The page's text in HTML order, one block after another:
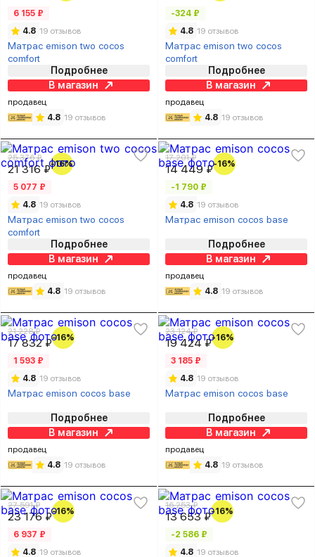
6 155 ₽
4.8 19 отзывов
Матрас emison two cocos
comfort
Подробнее
В магазин
продавец
4.8 19 отзывов
-324 ₽
4.8 19 отзывов
Матрас emison two cocos
comfort
Подробнее
В магазин
продавец
4.8 19 отзывов
25 376 ₽
21 316 ₽-16%
5 077 ₽
4.8 19 отзывов
Матрас emison two cocos
comfort
Подробнее
В магазин
продавец
4.8 19 отзывов
17 201 ₽
14 449 ₽-16%
-1 790 ₽
4.8 19 отзывов
Матрас emison cocos base
Подробнее
В магазин
продавец
4.8 19 отзывов
21 228 ₽
17 832 ₽-16%
1 593 ₽
4.8 19 отзывов
Матрас emison cocos base
Подробнее
В магазин
продавец
4.8 19 отзывов
23 124 ₽
19 424 ₽-16%
3 185 ₽
4.8 19 отзывов
Матрас emison cocos base
Подробнее
В магазин
продавец
4.8 19 отзывов
27 591 ₽
23 176 ₽-16%
6 937 ₽
4.8 19 отзывов
16 253 ₽
13 653 ₽-16%
-2 586 ₽
4.8 19 отзывов